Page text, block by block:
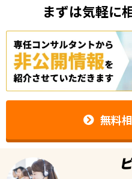
まずは気軽に
無料